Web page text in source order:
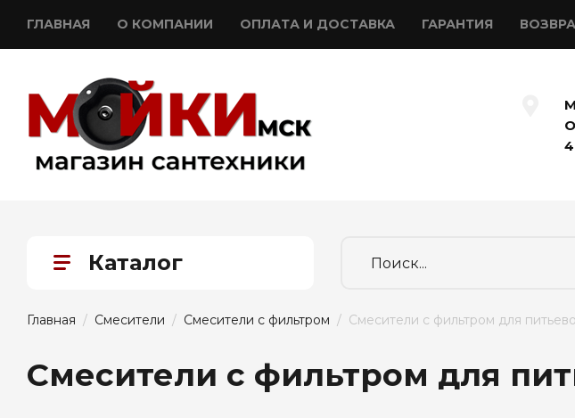
ГЛАВНАЯ О КОМПАНИИ ОПЛАТА И ДОСТАВКА ГАРАНТИЯ
Каталог
Главная / Смесители / Смесители с фильтром /  Смесители с фильтром для
Смесители с фильтром для